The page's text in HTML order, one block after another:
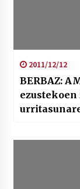
2011/12/12
BERBAZ: